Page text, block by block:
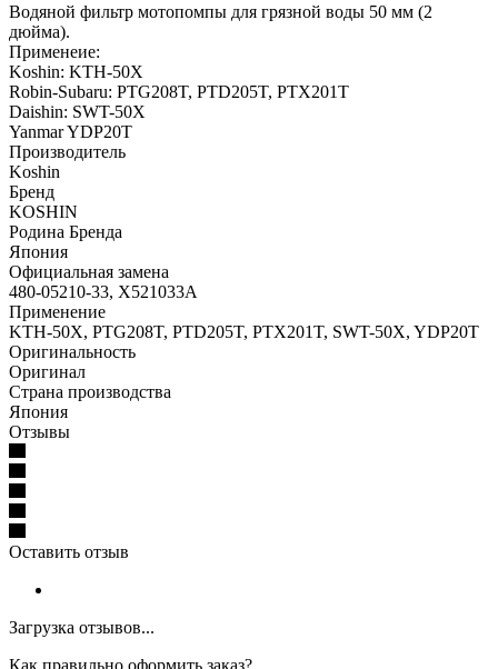
Водяной фильтр мотопомпы для грязной воды 50 мм (2
дюйма).
Применеие:
Koshin: KTH-50X
Robin-Subaru: PTG208T, PTD205T, PTX201T
Daishin: SWT-50X
Yanmar YDP20T
Производитель
Koshin
Бренд
KOSHIN
Родина Бренда
Япония
Официальная замена
480-05210-33, X521033A
Применение
KTH-50X, PTG208T, PTD205T, PTX201T, SWT-50X, YDP20T
Оригинальность
Оригинал
Страна производства
Япония
Отзывы
Оставить отзыв
Загрузка отзывов...
Как правильно оформить заказ?